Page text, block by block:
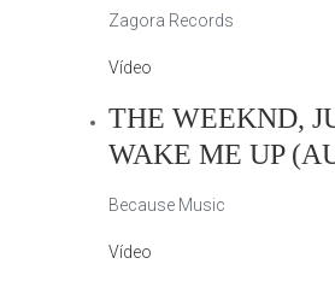
Zagora Records
Vídeo
THE WEEKND,
WAKE ME UP
Because Music
Vídeo